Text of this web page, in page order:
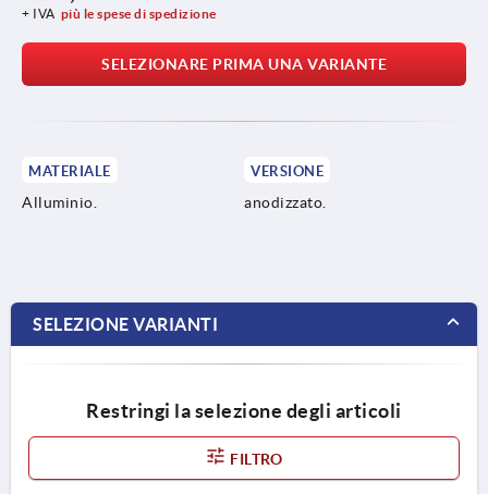
+ IVA più le spese di spedizione
SELEZIONARE PRIMA UNA VARIANTE
MATERIALE
Alluminio.
VERSIONE
anodizzato.
SELEZIONE VARIANTI
Restringi la selezione degli articoli
FILTRO